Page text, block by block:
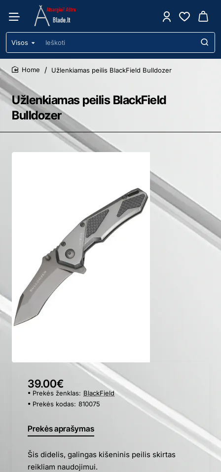
Visos
Ieškoti
Užlenkiamas peilis BlackField
Bulldozer
home
Užlenkiamas peilis BlackField Bulldozer
39.00€
Prekės ženklas: BlackField
Prekės kodas: 810075
Prekės aprašymas
Šis didelis, galingas kišeninis peilis skirtas
reikliam naudojimui.